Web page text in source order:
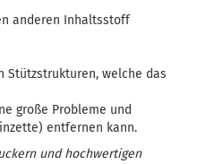
anderen Inhaltsstoff
welche das
große Probleme und
entfernen kann.
und hochwertigen